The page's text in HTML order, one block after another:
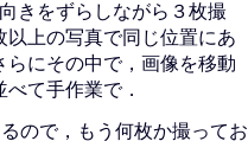
きをずらしながら３枚撮
上の写真で同じ位置にあ
にその中で，画像を移動
て手作業で．
ので，もう何枚か撮ってお